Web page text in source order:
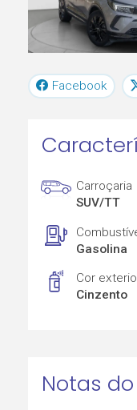
Facebook
Carroçaria
SUV/TT
Gasolina
Cor
Cinzento
Notas